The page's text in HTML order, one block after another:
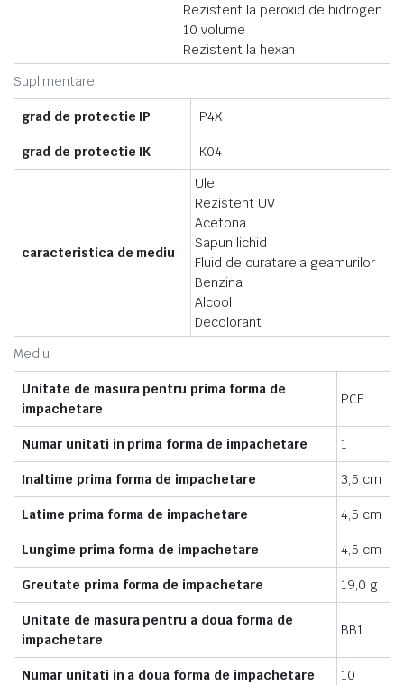
Suplimentare
Rezistent la peroxid de hidrogen
10 volume
Rezistent la hexan
Mediu
grad de protectie IP IP4X
grad de protectie IK IK04
caracteristica de mediu
Ulei
Rezistent UV
Acetona
Sapun lichid
Fluid de curatare a geamurilor
Benzina
Alcool
Decolorant
Unitate de masura pentru prima forma de
impachetare
PCE
Numar unitati in prima forma de impachetare 1
Inaltime prima forma de impachetare 3,5 cm
Latime prima forma de impachetare 4,5 cm
Lungime prima forma de impachetare 4,5 cm
Greutate prima forma de impachetare 19,0 g
Unitate de masura pentru a doua forma de
impachetare
BB1
Numar unitati in a doua forma de impachetare 10